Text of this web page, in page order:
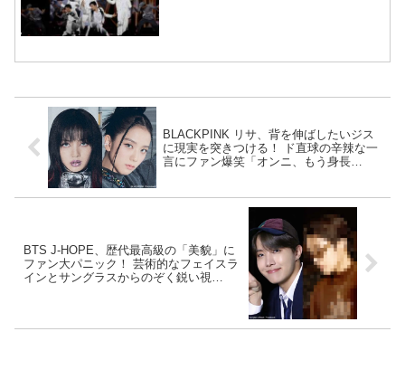
BLACKPINK リサ、背を伸ばしたいジス
に現実を突きつける！ ド直球の辛辣な一
言にファン爆笑「オンニ、もう身長
BTS J-HOPE、歴代最高級の「美貌」に
ファン大パニック！ 芸術的なフェイスラ
インとサングラスからのぞく鋭い視